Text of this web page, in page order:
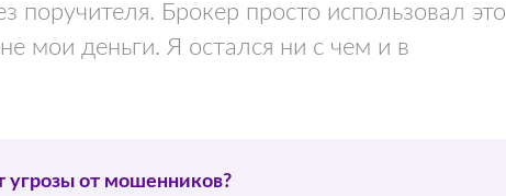
поручителя. Брокер просто использовал это
мои деньги. Я остался ни с чем и в
от мошенников?